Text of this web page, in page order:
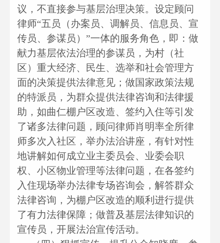
议，不直接参与基层治理决策。设定顾问
律师“五员（办案员、调解员、信息员、宣
传员、参谋员）”一体的服务角色，即：做
献力基层依法治理的参谋员，为村（社
区）重大经济、民生、选举和社会管理方
面的决策提供法律意见；做国家政策法规
的特派员，为群众提供法律咨询和法律援
助，如曲仁棚户区改造、签约入住等引发
了诸多法律问题，顾问律师肖明率全所律
师多次入社区，举办法治讲座，有针对性
地讲解如何成立业主委员会、业委会职
权、小区物业管理等法律问题，在各签约
入住现场举办法律专场咨询会，解答群众
法律咨询，为棚户区改造的顺利进行提供
了有力法律保障；做普及基层法律知识的
宣传员，开展法治宣传活动。